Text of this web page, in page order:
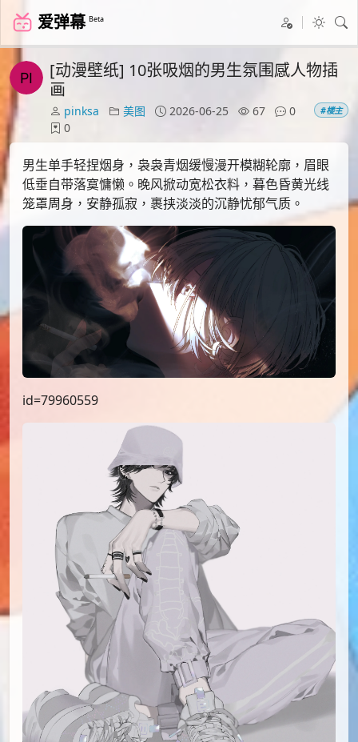
爱弹幕 Beta
[动漫壁纸] 10张吸烟的男生氛围感人物插
画
pinksa 美图 2026-06-25 67
0
0
#楼主
男生单手轻捏烟身，袅袅青烟缓慢漫开模糊轮廓，眉眼
低垂自带落寞慵懒。晚风掀动宽松衣料，暮色昏黄光线
笼罩周身，安静孤寂，裹挟淡淡的沉静忧郁气质。
id=79960559